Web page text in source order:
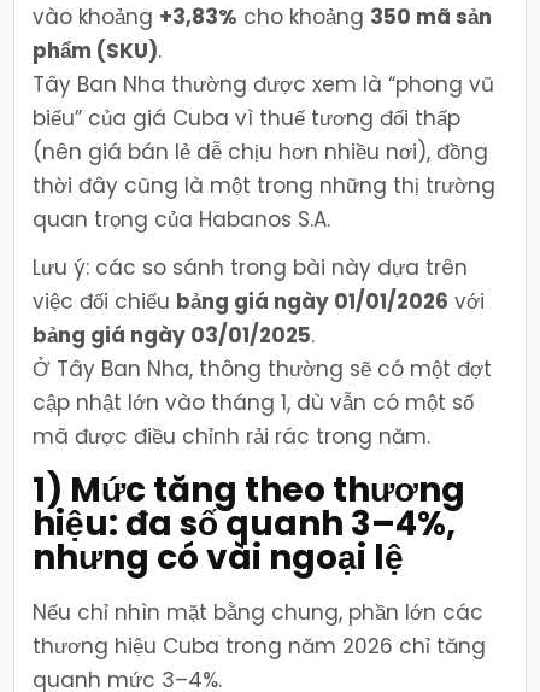
vào khoảng +3,83% cho khoảng 350 mã sản
phẩm (SKU).
Tây Ban Nha thường được xem là “phong vũ
biểu” của giá Cuba vì thuế tương đối thấp
(nên giá bán lẻ dễ chịu hơn nhiều nơi), đồng
thời đây cũng là một trong những thị trường
quan trọng của Habanos S.A.
Lưu ý: các so sánh trong bài này dựa trên
việc đối chiếu bảng giá ngày 01/01/2026 với
bảng giá ngày 03/01/2025.
Ở Tây Ban Nha, thông thường sẽ có một đợt
cập nhật lớn vào tháng 1, dù vẫn có một số
mã được điều chỉnh rải rác trong năm.
1) Mức tăng theo thương
hiệu: đa số quanh 3–4%,
nhưng có vài ngoại lệ
Nếu chỉ nhìn mặt bằng chung, phần lớn các
thương hiệu Cuba trong năm 2026 chỉ tăng
quanh mức 3–4%.